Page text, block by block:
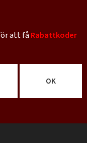
att fåRabattkoder
OK